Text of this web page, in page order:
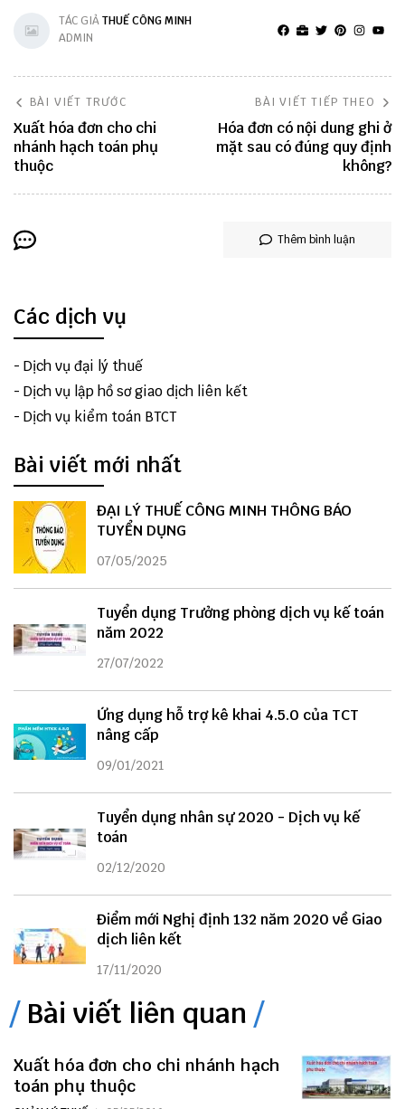
TÁC GIẢTHUẾ CÔNG MINH
ADMIN
BÀI VIẾT TRƯỚC
Xuất hóa đơn cho chi
nhánh hạch toán phụ
thuộc
BÀI VIẾT TIẾP THEO
Hóa đơn có nội dung ghi ở
mặt sau có đúng quy định
không?
Thêm bình luận
Các dịch vụ
- Dịch vụ đại lý thuế
- Dịch vụ lập hồ sơ giao dịch liên kết
- Dịch vụ kiểm toán BTCT
Bài viết mới nhất
ĐẠI LÝ THUẾ CÔNG MINH THÔNG BÁO
TUYỂN DỤNG
07/05/2025
Tuyển dụng Trưởng phòng dịch vụ kế toán
năm 2022
27/07/2022
Ứng dụng hỗ trợ kê khai 4.5.0 của TCT
nâng cấp
09/01/2021
Tuyển dụng nhân sự 2020 - Dịch vụ kế
toán
02/12/2020
Điểm mới Nghị định 132 năm 2020 về Giao
dịch liên kết
17/11/2020
Bài viết liên quan
Xuất hóa đơn cho chi nhánh hạch
toán phụ thuộc